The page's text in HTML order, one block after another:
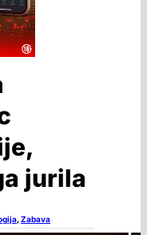
jurila
,Zabava